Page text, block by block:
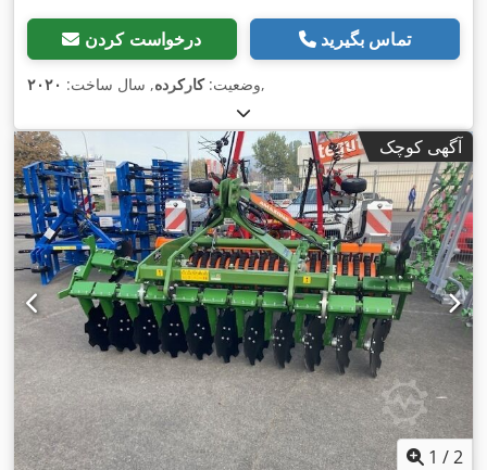
درخواست کردن تماس بگیرید
وضعیت:کارکرده, سال ساخت: ۲۰۲۰ ,
آگهی کوچک
1 /2